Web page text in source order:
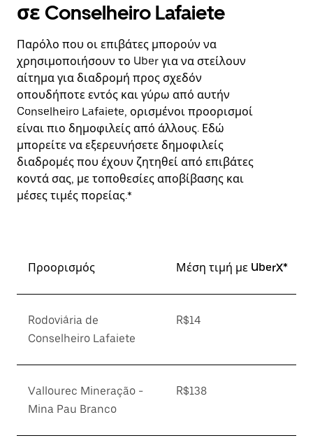
σε Conselheiro Lafaiete
Παρόλο που οι επιβάτες μπορούν να
χρησιμοποιήσουν το Uber για να στείλουν
αίτημα για διαδρομή προς σχεδόν
οπουδήποτε εντός και γύρω από αυτήν
Conselheiro Lafaiete, ορισμένοι προορισμοί
είναι πιο δημοφιλείς από άλλους. Εδώ
μπορείτε να εξερευνήσετε δημοφιλείς
διαδρομές που έχουν ζητηθεί από επιβάτες
κοντά σας, με τοποθεσίες αποβίβασης και
μέσες τιμές πορείας.*
Προορισμός Μέση τιμή με UberX*
Rodoviária de
Conselheiro Lafaiete
R$14
Vallourec Mineração -
Mina Pau Branco
R$138